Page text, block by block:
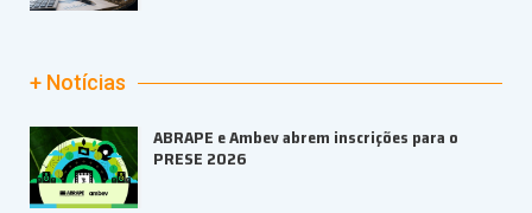
+ Notícias
ABRAPE e Ambev abrem inscrições para o
PRESE 2026